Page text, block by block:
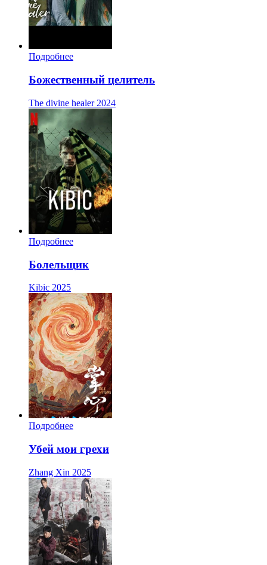
Подробнее
Божественный целитель
The divine healer 2024
Подробнее
Болельщик
Kibic 2025
Подробнее
Убей мои грехи
Zhang Xin 2025